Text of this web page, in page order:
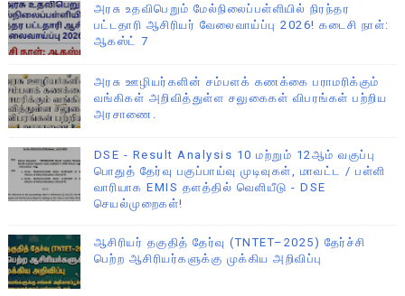
அரசு உதவிபெறும் மேல்நிலைப்பள்ளியில் நிரந்தர
பட்டதாரி ஆசிரியர் வேலைவாய்ப்பு 2026! கடைசி நாள்:
ஆகஸ்ட் 7
அரசு ஊழியர்களின் சம்பளக் கணக்கை பராமரிக்கும்
வங்கிகள் அறிவித்துள்ள சலுகைகள் விபரங்கள் பற்றிய
அரசாணை.
DSE - Result Analysis 10 மற்றும் 12ஆம் வகுப்பு
பொதுத் தேர்வு பகுப்பாய்வு முடிவுகள், மாவட்ட / பள்ளி
வாரியாக EMIS தளத்தில் வெளியீடு - DSE
செயல்முறைகள்!
ஆசிரியர் தகுதித் தேர்வு (TNTET–2025) தேர்ச்சி
பெற்ற ஆசிரியர்களுக்கு முக்கிய அறிவிப்பு